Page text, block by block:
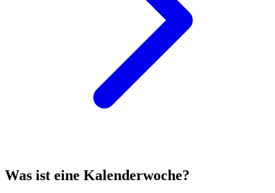
Was ist eine Kalenderwoche?